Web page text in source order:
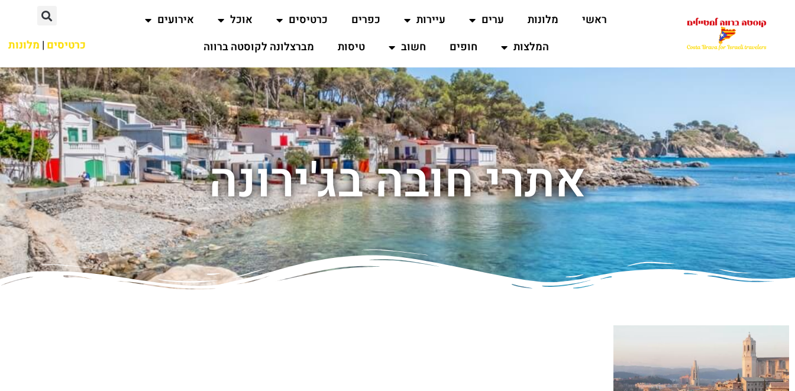
ראשי מלונות ערים עיירות כפרים כרטיסים אוכל
אירועים
המלצות
חופים חשוב טיסות מברצלונה לקוסטה ברווה כרטיסים | מלונות
אתרי חובה בג'ירונה